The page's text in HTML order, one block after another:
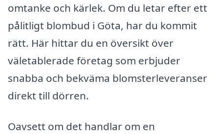
omtanke och kärlek. Om du letar efter ett
pålitligt blombud i Göta, har du kommit
rätt. Här hittar du en översikt över
väletablerade företag som erbjuder
snabba och bekväma blomsterleveranser
direkt till dörren.
Oavsett om det handlar om en